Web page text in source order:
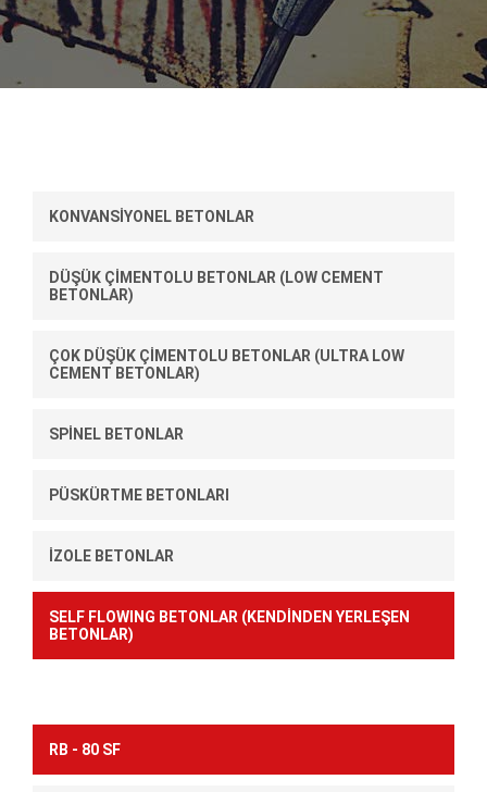
KONVANSİYONEL BETONLAR
DÜŞÜK ÇİMENTOLU BETONLAR (LOW CEMENT
BETONLAR)
ÇOK DÜŞÜK ÇİMENTOLU BETONLAR (ULTRA LOW
CEMENT BETONLAR)
SPİNEL BETONLAR
PÜSKÜRTME BETONLARI
İZOLE BETONLAR
SELF FLOWING BETONLAR (KENDİNDEN YERLEŞEN
BETONLAR)
RB - 80 SF